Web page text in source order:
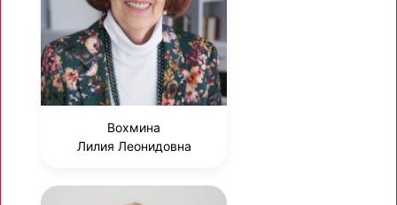
Вохмина
Лилия Леонидовна